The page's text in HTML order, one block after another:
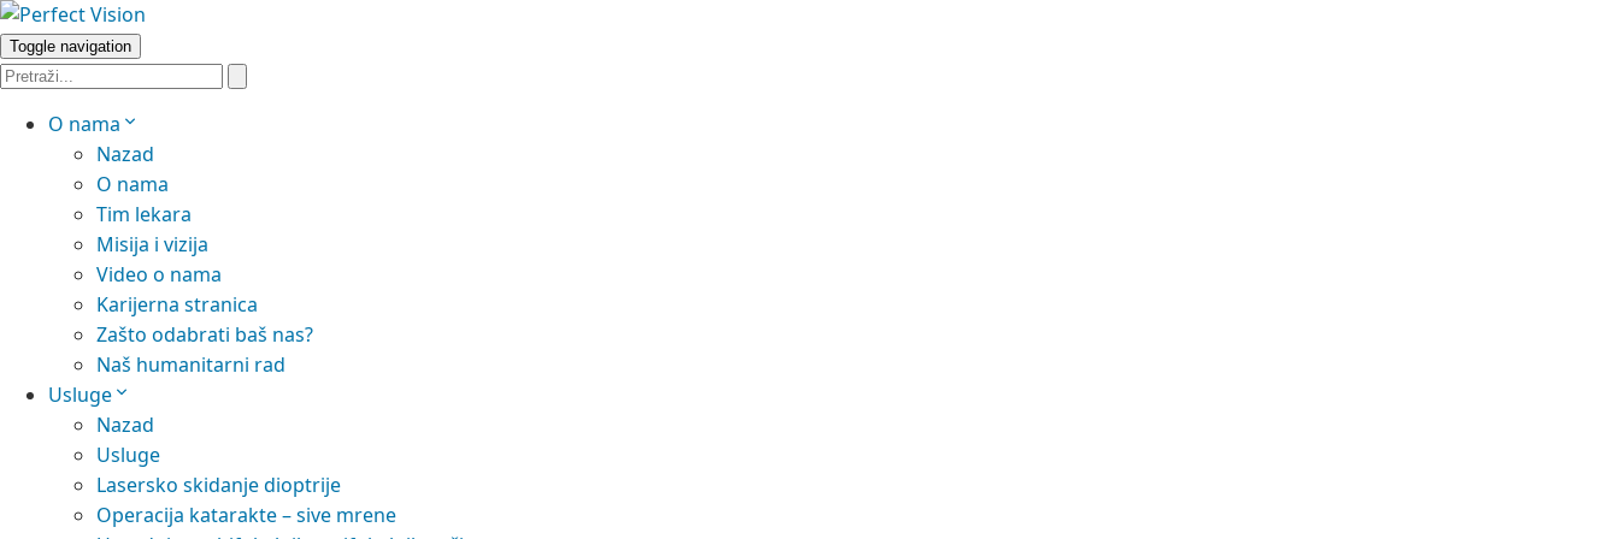
Toggle navigation
O nama
Nazad
O nama
Tim lekara
Misija i vizija
Video o nama
Karijerna stranica
Zašto odabrati baš nas?
Naš humanitarni rad
Usluge
Nazad
Usluge
Lasersko skidanje dioptrije
Operacija katarakte – sive mrene